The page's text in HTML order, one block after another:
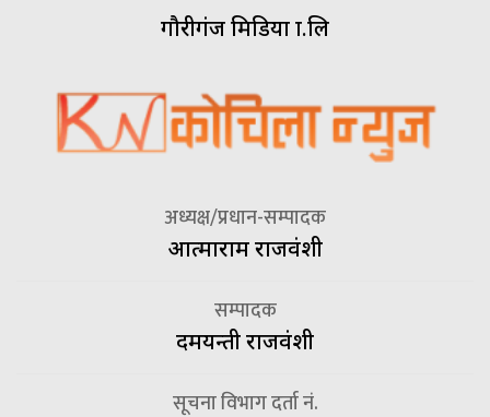
गौरीगंज मिडिया प्रा.लि
अध्यक्ष/प्रधान-सम्पादक
आत्माराम राजवंशी
सम्पादक
दमयन्ती राजवंशी
सूचना विभाग दर्ता नं.